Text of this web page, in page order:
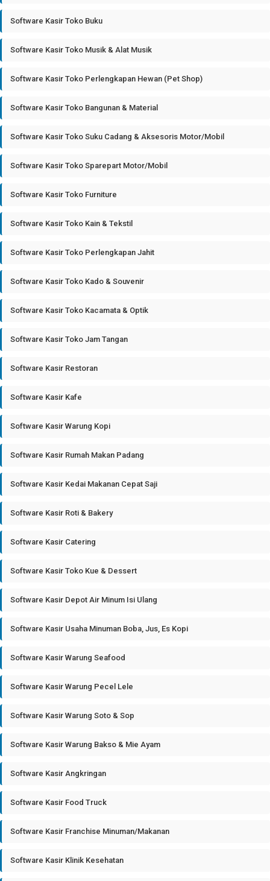
Software Kasir Toko Buku
Software Kasir Toko Musik & Alat Musik
Software Kasir Toko Perlengkapan Hewan (Pet Shop)
Software Kasir Toko Bangunan & Material
Software Kasir Toko Suku Cadang & Aksesoris Motor/Mobil
Software Kasir Toko Sparepart Motor/Mobil
Software Kasir Toko Furniture
Software Kasir Toko Kain & Tekstil
Software Kasir Toko Perlengkapan Jahit
Software Kasir Toko Kado & Souvenir
Software Kasir Toko Kacamata & Optik
Software Kasir Toko Jam Tangan
Software Kasir Restoran
Software Kasir Kafe
Software Kasir Warung Kopi
Software Kasir Rumah Makan Padang
Software Kasir Kedai Makanan Cepat Saji
Software Kasir Roti & Bakery
Software Kasir Catering
Software Kasir Toko Kue & Dessert
Software Kasir Depot Air Minum Isi Ulang
Software Kasir Usaha Minuman Boba, Jus, Es Kopi
Software Kasir Warung Seafood
Software Kasir Warung Pecel Lele
Software Kasir Warung Soto & Sop
Software Kasir Warung Bakso & Mie Ayam
Software Kasir Angkringan
Software Kasir Food Truck
Software Kasir Franchise Minuman/Makanan
Software Kasir Klinik Kesehatan